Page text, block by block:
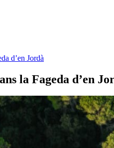
d’en Jordà
la Fageda d’en